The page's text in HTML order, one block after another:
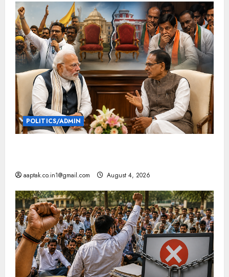
POLITICS/ADMIN
aaptak.co.in1@gmail.com August 4, 2026